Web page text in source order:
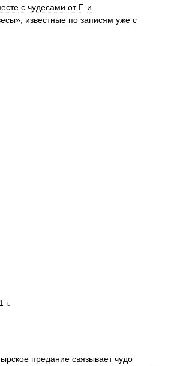
с чудесами от Г. и
», известные по записям уже с
г.
предание связывает чудо